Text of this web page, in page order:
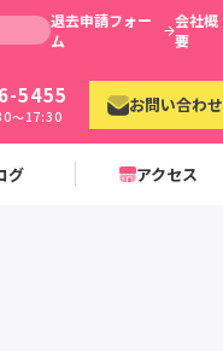
退去申請フォー
ム
会社概
要
5455
〜17:30
お問い合わせ
グ アクセス